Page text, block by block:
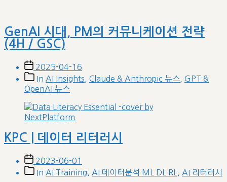
GenAI 시대, PM의 커뮤니케이션 전략
(4H / GSC)
Post
date
2025-04-16
Post
categories
In AI Insights Claude & Anthropic 뉴스
GPT &
OpenAI 뉴스
KPC | 데이터 리터러시
Post
date
2023-06-01
PostIn AI Training, AI 데이터분석 ML DL RL , AI 리터러시